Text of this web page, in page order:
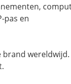
pas en
brand wereldwijd.